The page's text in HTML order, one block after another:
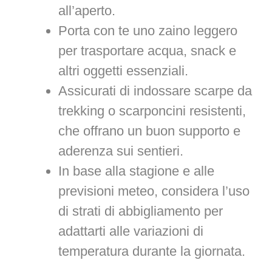
all’aperto.
Porta con te uno zaino leggero
per trasportare acqua, snack e
altri oggetti essenziali.
Assicurati di indossare scarpe da
trekking o scarponcini resistenti,
che offrano un buon supporto e
aderenza sui sentieri.
In base alla stagione e alle
previsioni meteo, considera l’uso
di strati di abbigliamento per
adattarti alle variazioni di
temperatura durante la giornata.